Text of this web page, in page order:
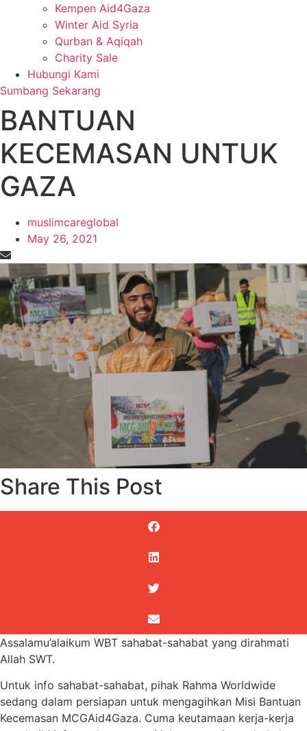
Kempen Aid4Gaza
Winter Aid Syria
Qurban & Aqiqah
Charity Sale
Hubungi Kami
Sumbang Sekarang
BANTUAN
KECEMASAN UNTUK
GAZA
muslimcareglobal
May 26, 2021
Share This Post
Assalamu’alaikum WBT sahabat-sahabat yang dirahmati
Allah SWT.
Untuk info sahabat-sahabat, pihak Rahma Worldwide
sedang dalam persiapan untuk mengagihkan Misi Bantuan
Kecemasan MCGAid4Gaza. Cuma keutamaan kerja-kerja